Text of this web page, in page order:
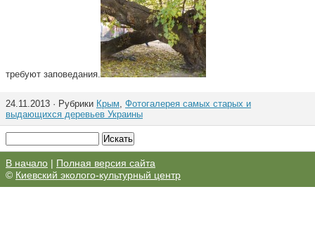
требуют заповедания.
24.11.2013 · Рубрики Крым, Фотогалерея самых старых и
выдающихся деревьев Украины
В начало | Полная версия сайта
© Киевский эколого-культурный центр